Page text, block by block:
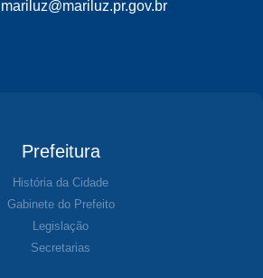
mariluz@mariluz.pr.gov.br
Prefeitura
História da Cidade
Gabinete do Prefeito
Legislação
Secretarias